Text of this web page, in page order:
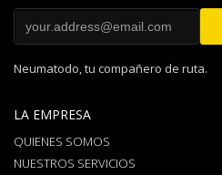
Neumatodo, tu compañero de ruta.
LA EMPRESA
QUIENES SOMOS
NUESTROS SERVICIOS